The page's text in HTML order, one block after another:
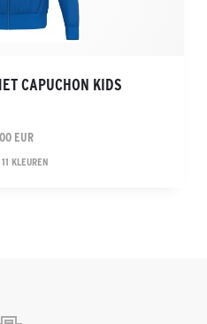
CAPUCHON KIDS
EUR
KLEUREN